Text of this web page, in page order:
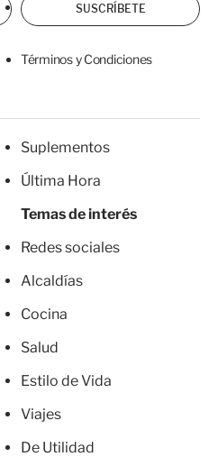
SUSCRÍBETE
Términos y Condiciones
Suplementos
Última Hora
Temas de interés
Redes sociales
Alcaldías
Cocina
Salud
Estilo de Vida
Viajes
De Utilidad